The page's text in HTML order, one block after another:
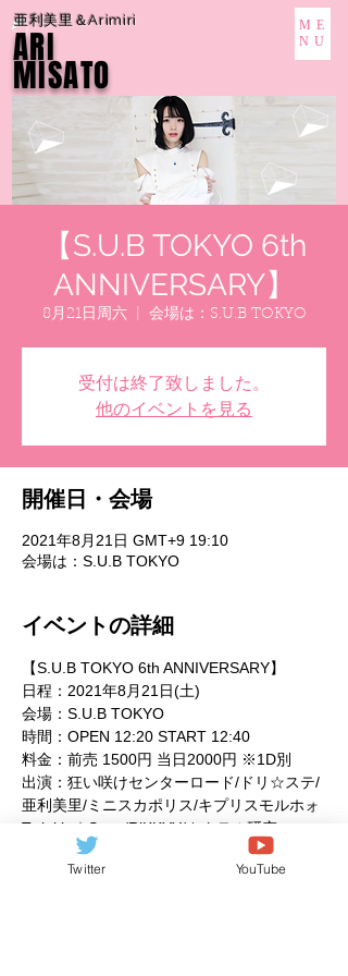
亜利美里＆Arimiri
ARI
MISATO
ME
NU
【S.U.B TOKYO 6th
ANNIVERSARY】
8月21日周六
  |
会場は：S.U.B TOKYO
受付は終了致しました。
他のイベントを見る
開催日・会場
2021年8月21日 GMT+9 19:10
会場は：S.U.B TOKYO
イベントの詳細
【S.U.B TOKYO 6th ANNIVERSARY】
日程：2021年8月21日(土)
会場：S.U.B TOKYO
時間：OPEN 12:20 START 12:40
料金：前売 1500円 当日2000円 ※1D別
出演：狂い咲けセンターロード/ドリ☆ステ/
亜利美里/ミニスカポリス/キプリスモルホォ
Twinkle☆Stars/RiKKYY/カクテル研究
所/TJP/彩瀬千聖/THAT'sSO/鈴本みさこ/レプ
スルプス/別所愛珠香/東京ぴ炎/ARIStoCRAT/
Twitter YouTube